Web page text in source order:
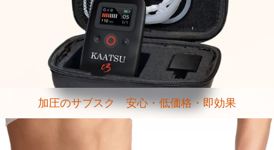
加圧のサブスク 安心・低価格・即効果